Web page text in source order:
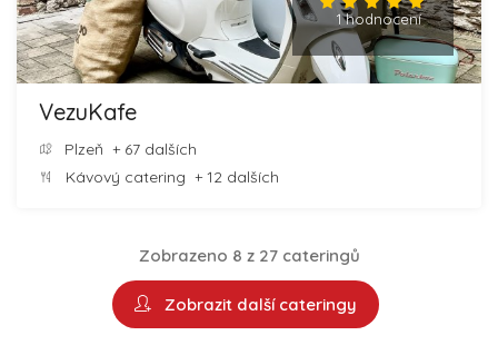
1 hodnocení
VezuKafe
Plzeň + 67 dalších
Kávový catering + 12 dalších
Zobrazeno 8 z 27 cateringů
Zobrazit další cateringy